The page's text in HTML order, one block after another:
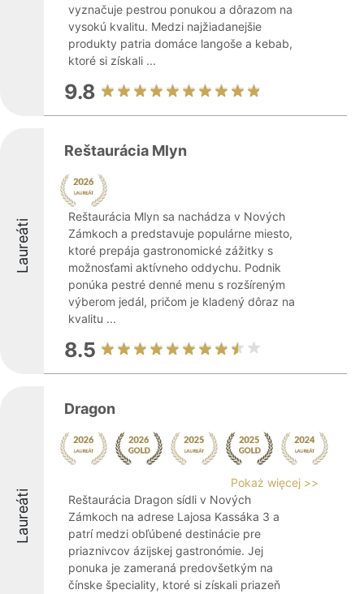
vyznačuje pestrou ponukou a dôrazom na
vysokú kvalitu. Medzi najžiadanejšie
produkty patria domáce langoše a kebab,
ktoré si získali ...
9.8
Laureáti
Reštaurácia Mlyn
Reštaurácia Mlyn sa nachádza v Nových
Zámkoch a predstavuje populárne miesto,
ktoré prepája gastronomické zážitky s
možnosťami aktívneho oddychu. Podnik
ponúka pestré denné menu s rozšíreným
výberom jedál, pričom je kladený dôraz na
kvalitu ...
8.5
Laureáti
Dragon
Pokaż więcej >>
Reštaurácia Dragon sídli v Nových
Zámkoch na adrese Lajosa Kassáka 3 a
patrí medzi obľúbené destinácie pre
priaznivcov ázijskej gastronómie. Jej
ponuka je zameraná predovšetkým na
čínske špeciality, ktoré si získali priazeň